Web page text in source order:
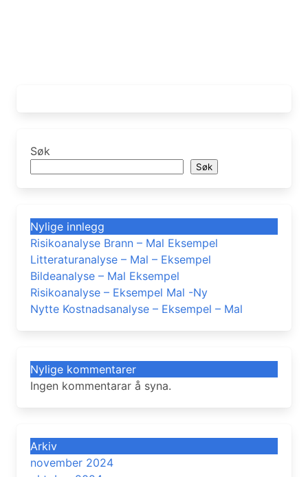
Søk
Søk
Nylige innlegg
Risikoanalyse Brann – Mal Eksempel
Litteraturanalyse – Mal – Eksempel
Bildeanalyse – Mal Eksempel
Risikoanalyse – Eksempel Mal -Ny
Nytte Kostnadsanalyse – Eksempel – Mal
Nylige kommentarer
Ingen kommentarar å syna.
Arkiv
november 2024